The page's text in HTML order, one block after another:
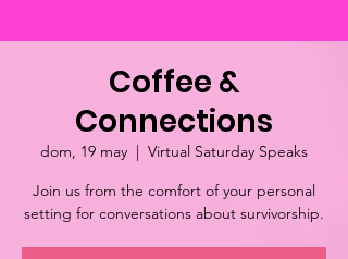
Coffee &
Connections
dom, 19 may
  |
Virtual Saturday Speaks
Join us from the comfort of your personal
setting for conversations about survivorship.